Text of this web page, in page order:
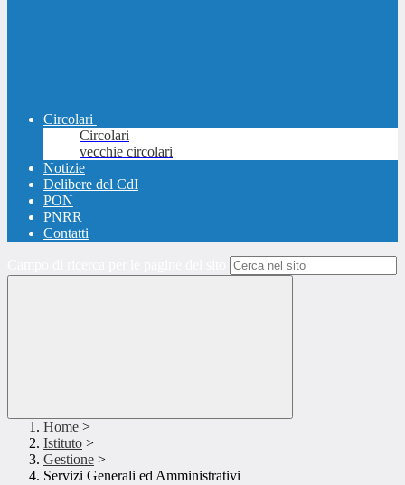
Circolari
Circolari
vecchie circolari
Notizie
Delibere del CdI
PON
PNRR
Contatti
Home >
Istituto >
Gestione >
Servizi Generali ed Amministrativi